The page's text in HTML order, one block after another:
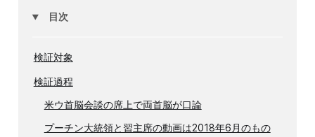
目次
検証対象
検証過程
米ウ首脳会談の席上で両首脳が口論
プーチン大統領と習主席の動画は2018年6月のもの